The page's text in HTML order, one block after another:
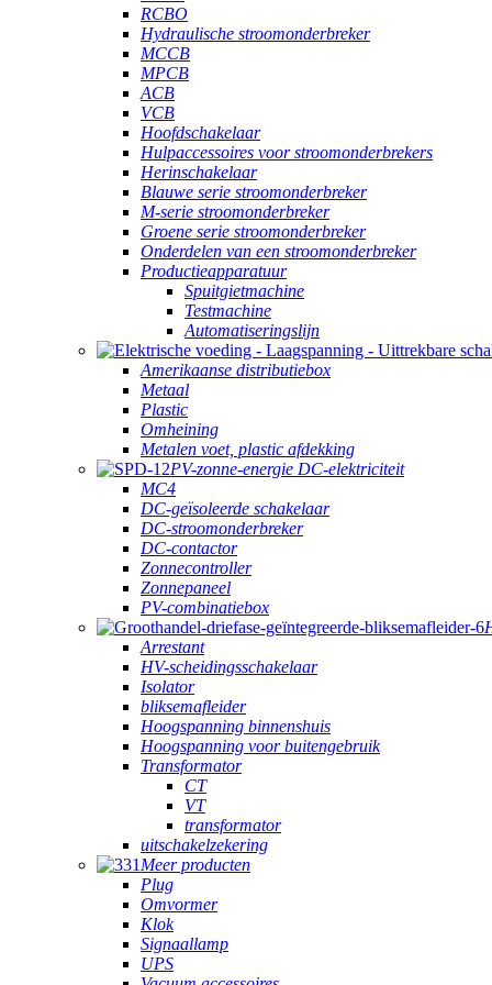
RCBO
Hydraulische stroomonderbreker
MCCB
MPCB
ACB
VCB
Hoofdschakelaar
Hulpaccessoires voor stroomonderbrekers
Herinschakelaar
Blauwe serie stroomonderbreker
M-serie stroomonderbreker
Groene serie stroomonderbreker
Onderdelen van een stroomonderbreker
Productieapparatuur
Spuitgietmachine
Testmachine
Automatiseringslijn
Amerikaanse distributiebox
Metaal
Plastic
Omheining
Metalen voet, plastic afdekking
PV-zonne-energie DC-elektriciteit
MC4
DC-geïsoleerde schakelaar
DC-stroomonderbreker
DC-contactor
Zonnecontroller
Zonnepaneel
PV-combinatiebox
Arrestant
HV-scheidingsschakelaar
Isolator
bliksemafleider
Hoogspanning binnenshuis
Hoogspanning voor buitengebruik
Transformator
CT
VT
transformator
uitschakelzekering
Meer producten
Plug
Omvormer
Klok
Signaallamp
UPS